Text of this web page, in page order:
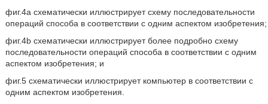
фиг.4а схематически иллюстрирует схему последовательности
операций способа в соответствии с одним аспектом изобретения;
фиг.4b схематически иллюстрирует более подробно схему
последовательности операций способа в соответствии с одним
аспектом изобретения; и
фиг.5 схематически иллюстрирует компьютер в соответствии с
одним аспектом изобретения.